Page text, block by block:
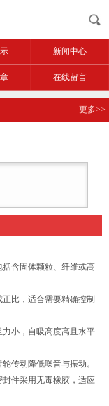
新闻中心
在线留言
更多>>
含固体颗粒、纤维或高
比，适合需要精确控制
小，自吸高度高且水平
传动降低噪音与振动。
件采用无毒橡胶，适应